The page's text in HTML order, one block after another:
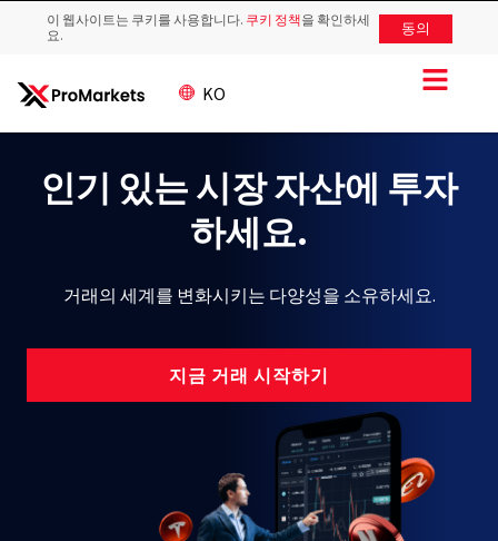
KO
인기 있는 시장 자산에 투자
하세요.
거래의 세계를 변화시키는 다양성을 소유하세요.
지금 거래 시작하기
이 웹사이트는 쿠키를 사용합니다. 쿠키 정책을 확인하세
요.
동의